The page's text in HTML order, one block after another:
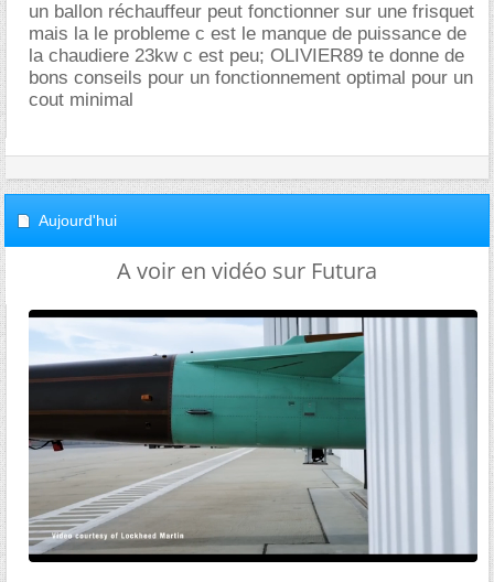
un ballon réchauffeur peut fonctionner sur une frisquet
mais la le probleme c est le manque de puissance de
la chaudiere 23kw c est peu; OLIVIER89 te donne de
bons conseils pour un fonctionnement optimal pour un
cout minimal
Aujourd'hui
A voir en vidéo sur Futura